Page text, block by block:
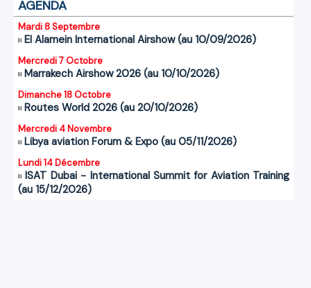
AGENDA
Mardi 8 Septembre
El Alamein International Airshow (au 10/09/2026)
Mercredi 7 Octobre
Marrakech Airshow 2026 (au 10/10/2026)
Dimanche 18 Octobre
Routes World 2026 (au 20/10/2026)
Mercredi 4 Novembre
Libya aviation Forum & Expo (au 05/11/2026)
Lundi 14 Décembre
ISAT Dubai - International Summit for Aviation Training
(au 15/12/2026)